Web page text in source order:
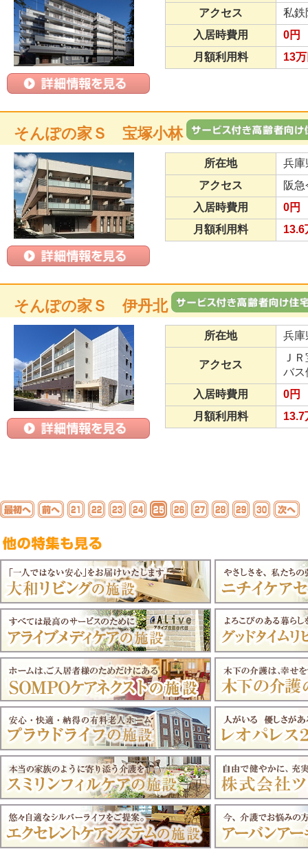
アクセス
私鉄
入居時費用
0円
月額利用料
13
そんぽの家Ｓ 宝塚小林
所在地
兵庫
アクセス
阪
入居時費用
0円
月額利用料
13.6
そんぽの家Ｓ 伊丹北
所在地 兵庫
アクセス
Ｊ
バス
入居時費用
0円
月額利用料
13.7